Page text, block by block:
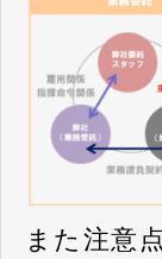
また注意